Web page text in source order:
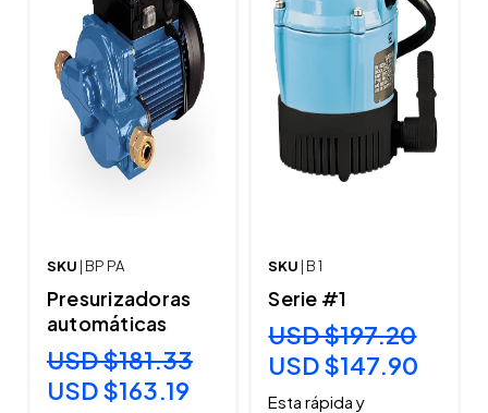
SKU | BP PA
Presurizadoras
automáticas
USD $181.33
USD $163.19
SKU | B 1
Serie #1
USD $197.20
USD $147.90
Esta rápida y